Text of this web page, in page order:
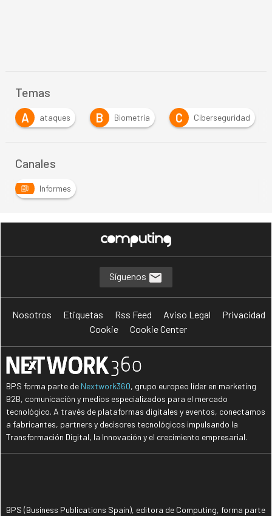
Temas
B
Biometría C Ciberseguridad encuesta
Canales
Informes
Síguenos
Nosotros Etiquetas Rss Feed Aviso Legal
Privacidad
Cookie
Cookie Center
BPS forma parte de Nextwork360, grupo europeo líder en marketing
B2B, comunicación y medios especializados para el mercado
tecnológico. A través de plataformas digitales y eventos, conectamos
a fabricantes, partners y decisores tecnológicos impulsando la
Transformación Digital, la Innovación y el crecimiento empresarial.
BPS (Business Publications Spain), editora de Computing, forma parte